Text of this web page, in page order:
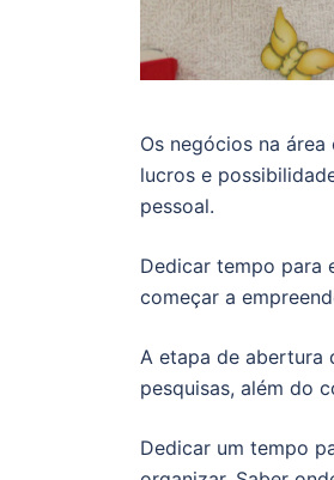
Os negócios na
lucros e
pessoal.
Dedicar tempo para
começar a
A etapa de abertura
pesquisas, além do
Dedicar um tempo